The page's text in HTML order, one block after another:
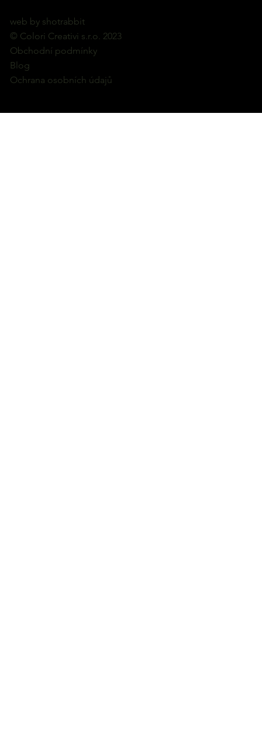
web by shotrabbit
© Colori Creativi s.r.o. 2023
Obchodní podmínky
Ochrana osobních údajů
Blog